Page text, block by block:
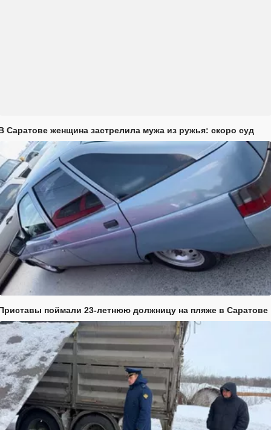
Саратове женщина застрелила мужа из ружья: скоро суд
поймали 23-летнюю должницу на пляже в Саратове